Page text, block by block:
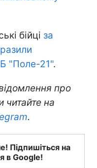
бійці за
"Поле-21".
про
читайте на
.
Підпишіться на
в Google!